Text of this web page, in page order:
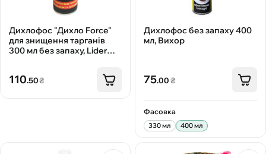
Дихлофос "Дихло Force"
для знищення тарганів
300 мл без запаху, Lider
110.50₴
Дихлофос без запаху 400
мл, Вихор
75.00₴
Фасовка
330 мл 400 мл